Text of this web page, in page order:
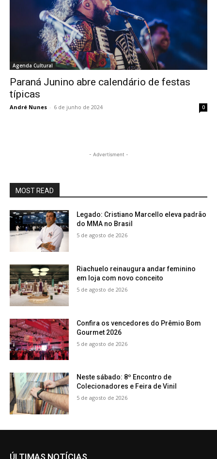
Agenda Cultural
Paraná Junino abre calendário de festas
típicas
André Nunes - 6 de junho de 2024 0
- Advertisment -
MOST READ
Legado: Cristiano Marcello eleva padrão
do MMA no Brasil
5 de agosto de 2026
Riachuelo reinaugura andar feminino
em loja com novo conceito
5 de agosto de 2026
Confira os vencedores do Prêmio Bom
Gourmet 2026
5 de agosto de 2026
Neste sábado: 8º Encontro de
Colecionadores e Feira de Vinil
5 de agosto de 2026
ÚLTIMAS NOTÍCIAS